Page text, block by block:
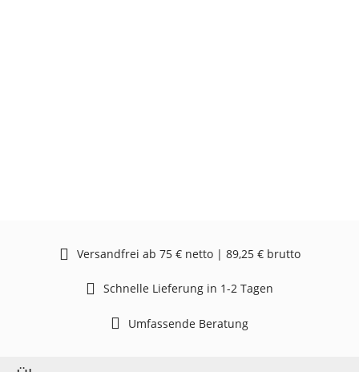
Versandfrei ab 75 € netto | 89,25 € brutto
Schnelle Lieferung in 1-2 Tagen
Umfassende Beratung